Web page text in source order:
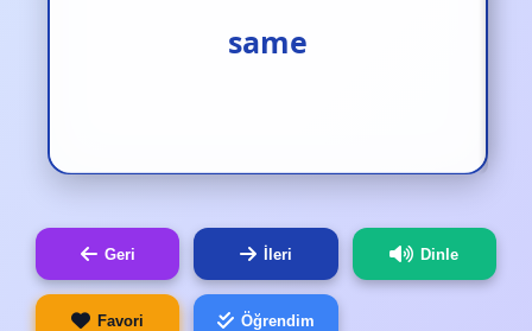
same
aynı
Geri İleri Dinle
Favori Öğrendim